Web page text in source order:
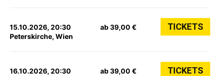
15.10.2026, 20:30
Peterskirche, Wien
ab 39,00 € TICKETS
16.10.2026, 20:30
ab 39,00 € TICKETS